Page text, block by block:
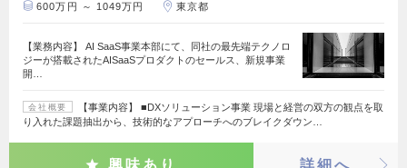
600万円 ～ 1049万円 東京都
【業務内容】 AI SaaS事業本部にて、同社の最先端テクノロ
ジーが搭載されたAISaaSプロダクトのセールス、新規事業
開…
会社概要
【事業内容】 ■DXソリューション事業 現場と経営の双方の観点を取
り入れた課題抽出から、技術的なアプローチへのブレイクダウン…
興味あり 詳細へ